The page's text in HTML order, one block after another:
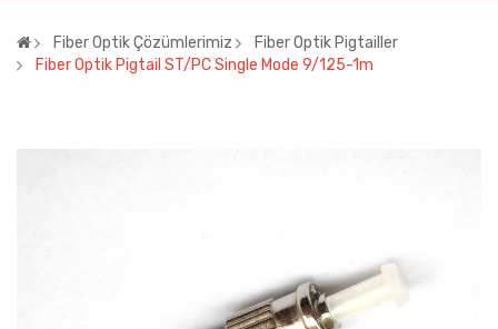
Fiber Optik Çözümlerimiz
Fiber Optik Pigtailler
Fiber Optik Pigtail ST/PC Single Mode 9/125-1m